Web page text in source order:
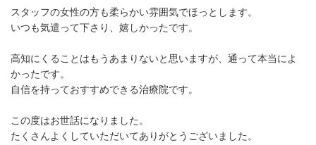
スタッフの女性の方も柔らかい雰囲気でほっとします。
いつも気遣って下さり、嬉しかったです。
高知にくることはもうあまりないと思いますが、通って本当によ
かったです。
自信を持っておすすめできる治療院です。
この度はお世話になりました。
たくさんよくしていただいてありがとうございました。